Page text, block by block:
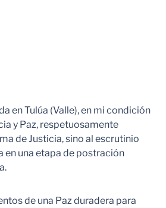
en Tulúa (Valle), en mi condición
y Paz, respetuosamente
de Justicia, sino al escrutinio
en una etapa de postración
de una Paz duradera para